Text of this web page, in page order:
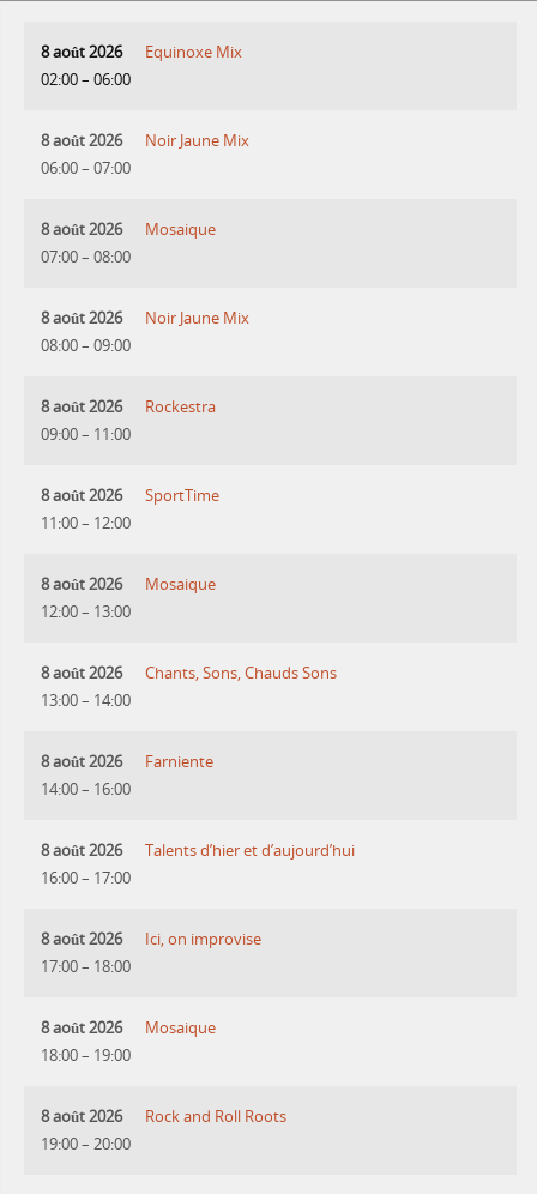
8 août 2026
02:00– 06:00
Equinoxe Mix
8 août 2026
06:00– 07:00
Noir Jaune Mix
8 août 2026
07:00– 08:00
Mosaique
8 août 2026
08:00– 09:00
Noir Jaune Mix
8 août 2026
09:00– 11:00
Rockestra
8 août 2026
11:00– 12:00
SportTime
8 août 2026
12:00– 13:00
Mosaique
8 août 2026
13:00– 14:00
Chants, Sons, Chauds Sons
8 août 2026
14:00– 16:00
Farniente
8 août 2026
16:00– 17:00
Talents d’hier et d’aujourd’hui
8 août 2026
17:00– 18:00
Ici, on improvise
8 août 2026
18:00– 19:00
Mosaique
8 août 2026
19:00– 20:00
Rock and Roll Roots